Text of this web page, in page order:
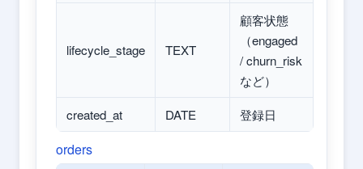
lifecycle_stage TEXT
顧客状態
（engaged
/ churn_risk
など）
created_at
DATE 登録日
orders